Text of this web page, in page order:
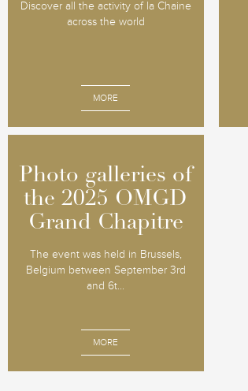
Discover all the activity of la Chaine
across the world
MORE
Photo galleries of
the 2025 OMGD
Grand Chapitre
The event was held in Brussels,
Belgium between September 3rd
and 6t...
MORE
Photo galleries of
the 2025 OMGD
Grand Chapitre